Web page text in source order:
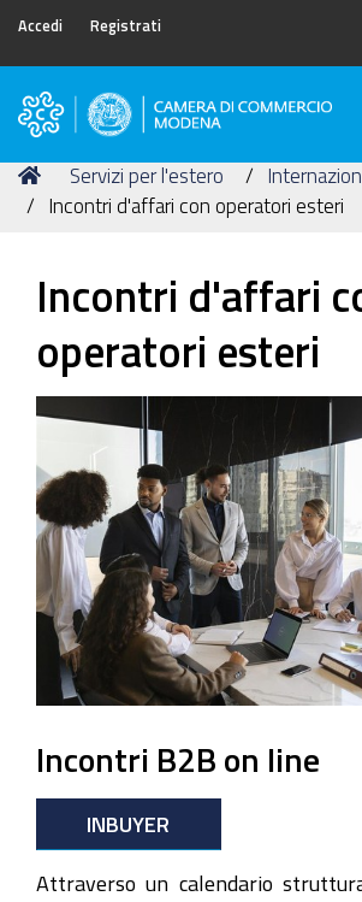
Accedi Registrati
Camera
Commercio
di
Tu
sei
Home
Servizi per l'estero
Incontri d'affari con operatori esteri
Incontri d'affari
operatori esteri
Incontri B2B on line
INBUYER
Attraverso un calendario